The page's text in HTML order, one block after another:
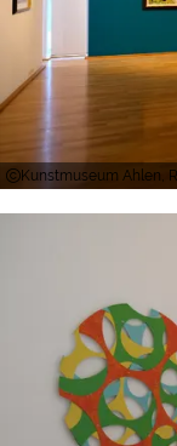
Kunstmuseum Ahlen,